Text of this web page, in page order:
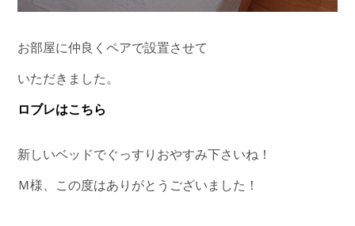
お部屋に仲良くペアで設置させて
いただきました。
ロブレはこちら
新しいベッドでぐっすりおやすみ下さいね！
Ｍ様、この度はありがとうございました！